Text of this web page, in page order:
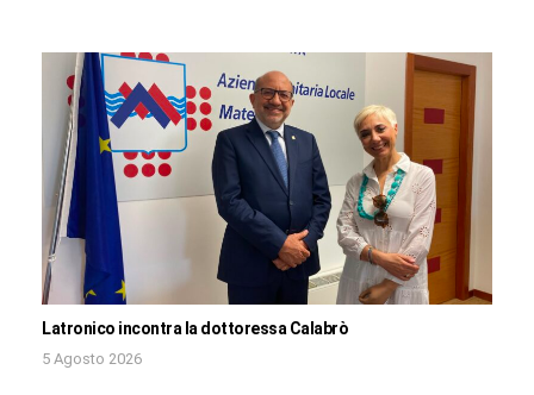
Latronico incontra la dottoressa Calabrò
5 Agosto 2026